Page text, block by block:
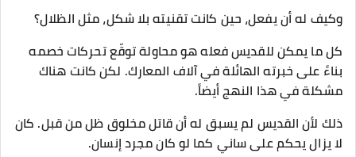
وكيف له أن يفعل، حين كانت تقنيته بلا شكل، مثل الظلال؟
كل ما يمكن للقديس فعله هو محاولة توقّع تحركات خصمه
بناءً على خبرته الهائلة في آلاف المعارك. لكن كانت هناك
مشكلة في هذا النهج أيضاً.
ذلك لأن القديس لم يسبق له أن قاتل مخلوق ظل من قبل. كان
لا يزال يحكم على ساني كما لو كان مجرد إنسان.